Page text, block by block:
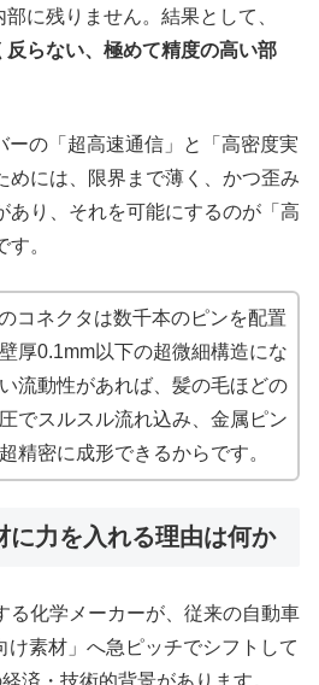
に残りません。結果として、
反らない、極めて精度の高い部
の「超高速通信」と「高密度実
めには、限界まで薄く、かつ歪み
あり、それを可能にするのが「高
。
コネクタは数千本のピンを配置
厚0.1mm以下の超微細構造にな
流動性があれば、髪の毛ほどの
でスルスル流れ込み、金属ピン
精密に成形できるからです。
に力を入れる理由は何か
化学メーカーが、従来の自動車
け素材」へ急ピッチでシフトして
済・技術的背景があります。